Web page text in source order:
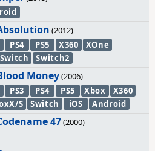
(2012)
PS4 PS5 X360
XOne
Switch Switch2
Money(2006)
PS3 PS4 PS5 Xbox
X360
S Switch iOS Android
47(2000)